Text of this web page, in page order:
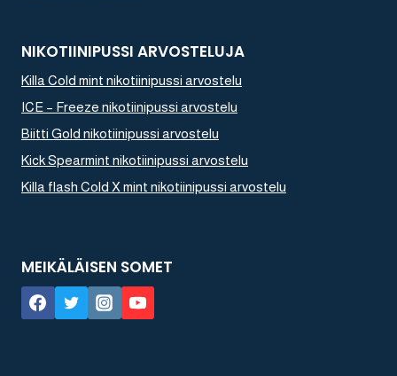
NIKOTIINIPUSSI ARVOSTELUJA
Killa Cold mint nikotiinipussi arvostelu
ICE – Freeze nikotiinipussi arvostelu
Biitti Gold nikotiinipussi arvostelu
Kick Spearmint nikotiinipussi arvostelu
Killa flash Cold X mint nikotiinipussi arvostelu
MEIKÄLÄISEN SOMET